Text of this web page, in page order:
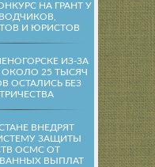
НА ГРАНТ У
И ЮРИСТОВ
ИЗ-ЗА
25 ТЫСЯЧ
ОСТАЛИСЬ БЕЗ
ВНЕДРЯТ
ЗАЩИТЫ
ОСМС ОТ
ВЫПЛАТ